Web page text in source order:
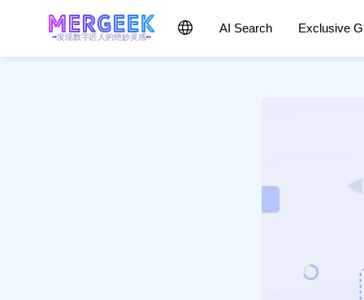
发现数字匠人的绝妙灵感
AI Search Exclusive